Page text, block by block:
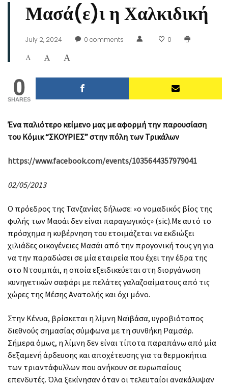
Μασά(ε)ι η Χαλκιδική
July 2, 2024 0 comments 0
0
SHARES
Ένα παλιότερο κείμενο μας με αφορμή την παρουσίαση
του Κόμικ “ΣΚΟΥΡΙΕΣ” στην πόλη των Τρικάλων
https://www.facebook.com/events/1035644357979041
02/05/2013
Ο πρόεδρος της Τανζανίας δήλωσε: «ο νομαδικός βίος της
φυλής των Μασάι δεν είναι παραγωγικός» (sic).Με αυτό το
πρόσχημα η κυβέρνηση του ετοιμάζεται να εκδιώξει
χιλιάδες οικογένειες Μασάι από την προγονική τους γη για
να την παραδώσει σε μία εταιρεία που έχει την έδρα της
στο Ντουμπάι, η οποία εξειδικεύεται στη διοργάνωση
κυνηγετικών σαφάρι με πελάτες γαλαζοαίματους από τις
χώρες της Μέσης Ανατολής και όχι μόνο.
Στην Κένυα, βρίσκεται η λίμνη Ναϊβάσα, υγροβιότοπος
διεθνούς σημασίας σύμφωνα με τη συνθήκη Ραμσάρ.
Σήμερα όμως, η λίμνη δεν είναι τίποτα παραπάνω από μία
δεξαμενή άρδευσης και αποχέτευσης για τα θερμοκήπια
των τριαντάφυλλων που ανήκουν σε ευρωπαίους
επενδυτές. Όλα ξεκίνησαν όταν οι τελευταίοι ανακάλυψαν